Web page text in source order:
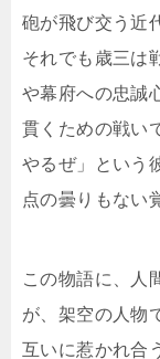
砲が飛び交う近
それでも歳三は
や幕府への忠誠
貫くための戦い
やるぜ」という
点の曇りもない
この物語に、人
が、架空の人物
互いに惹かれ合